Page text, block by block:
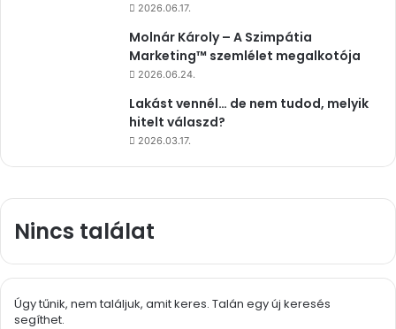
Nincs találat
Úgy tűnik, nem találjuk, amit keres. Talán egy új keresés
segíthet.
2026.06.17.
Molnár Károly – A Szimpátia
Marketing™ szemlélet megalkotója
2026.06.24.
Lakást vennél… de nem tudod, melyik
hitelt válaszd?
2026.03.17.